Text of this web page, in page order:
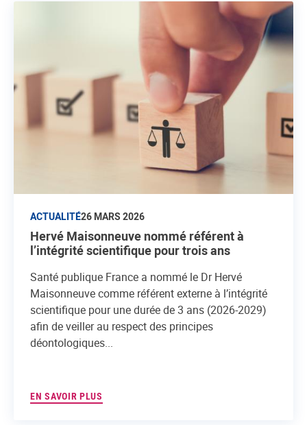
ACTUALITÉ26 MARS 2026
Hervé Maisonneuve nommé référent à
l’intégrité scientifique pour trois ans
Santé publique France a nommé le Dr Hervé
Maisonneuve comme référent externe à l’intégrité
scientifique pour une durée de 3 ans (2026-2029)
afin de veiller au respect des principes
déontologiques...
EN SAVOIR PLUS